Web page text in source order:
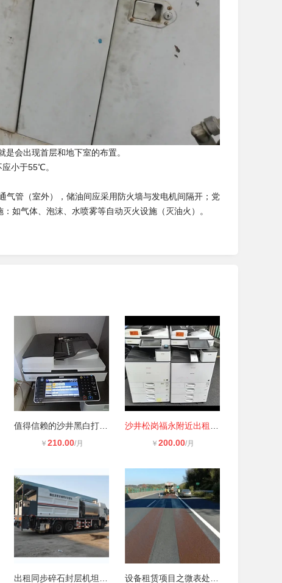
会出现首层和地下室的布置。
小于55℃。
管（室外），储油间应采用防火墙与发电机间隔开；党
如气体、泡沫、水喷雾等自动灭火设施（灭油火）。
￥ 210.00/月 ￥ 200.00/月